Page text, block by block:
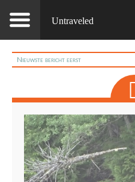
Untraveled
Nieuwste bericht eerst
Sorteer alfabetisch (Z-A)